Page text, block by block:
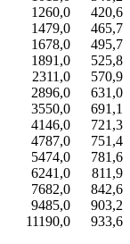
1260,0
420,6
1479,0
465,7
1678,0
495,7
1891,0
525,8
2311,0
570,9
2896,0
631,0
3550,0
691,1
4146,0
721,3
4787,0
751,4
5474,0
781,6
6241,0
811,9
7682,0
842,6
9485,0
903,2
11190,0 933,6